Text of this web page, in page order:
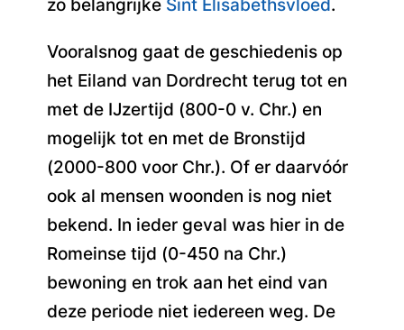
zo belangrijke Sint Elisabethsvloed.
Vooralsnog gaat de geschiedenis op
het Eiland van Dordrecht terug tot en
met de IJzertijd (800-0 v. Chr.) en
mogelijk tot en met de Bronstijd
(2000-800 voor Chr.). Of er daarvóór
ook al mensen woonden is nog niet
bekend. In ieder geval was hier in de
Romeinse tijd (0-450 na Chr.)
bewoning en trok aan het eind van
deze periode niet iedereen weg. De